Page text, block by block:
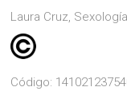
Laura Cruz,
Código: